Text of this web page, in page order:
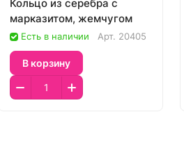
Кольцо из серебра с
марказитом, жемчугом
Есть в наличии Арт. 20405
В корзину